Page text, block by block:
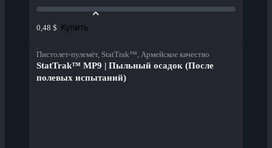
0,48 $ Купить
Пистолет-пулемёт, StatTrak™, Армейское качество
StatTrak™ MP9 | Пыльный осадок (После
полевых испытаний)